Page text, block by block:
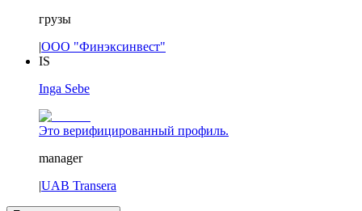
грузы
|ООО "Финэксинвест"
IS
Inga Sebe
Это верифицированный профиль.
manager
|UAB Transera